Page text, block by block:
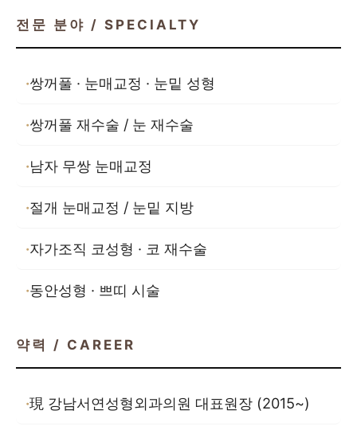
전문 분야 / SPECIALTY
쌍꺼풀 · 눈매교정 · 눈밑 성형
쌍꺼풀 재수술 / 눈 재수술
남자 무쌍 눈매교정
절개 눈매교정 / 눈밑 지방
자가조직 코성형 · 코 재수술
동안성형 · 쁘띠 시술
약력 / CAREER
現 강남서연성형외과의원 대표원장 (2015~)